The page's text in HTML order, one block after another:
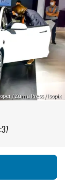
/ Zuma Press / Isopix